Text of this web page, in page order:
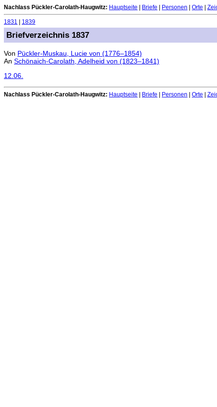
Nachlass Pückler-Carolath-Haugwitz: Hauptseite Briefe Personen Orte
1831 1839
Briefverzeichnis 1837
Von Pückler-Muskau, Lucie von (1776–1854)
An Schönaich-Carolath, Adelheid von (1823–1841)
12.06.
Nachlass Pückler-Carolath-Haugwitz: Hauptseite | Briefe | Personen | Orte |